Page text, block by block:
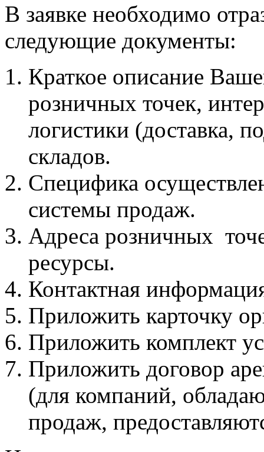
В заявке необходимо
следующие документы:
Краткое описание
розничных точек,
логистики (доставка,
складов.
Специфика
системы продаж.
Адреса розничных
ресурсы.
Контактная
Приложить карточку
Приложить комплект
Приложить договор
(для компаний,
продаж,